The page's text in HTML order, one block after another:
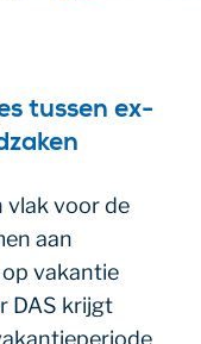
tussen ex-
vlak voor de
aan
vakantie
DAS krijgt